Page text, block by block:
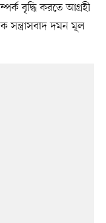
বৃদ্ধি করতে আগ্রহী
সন্ত্রাসবাদ দমন মূল